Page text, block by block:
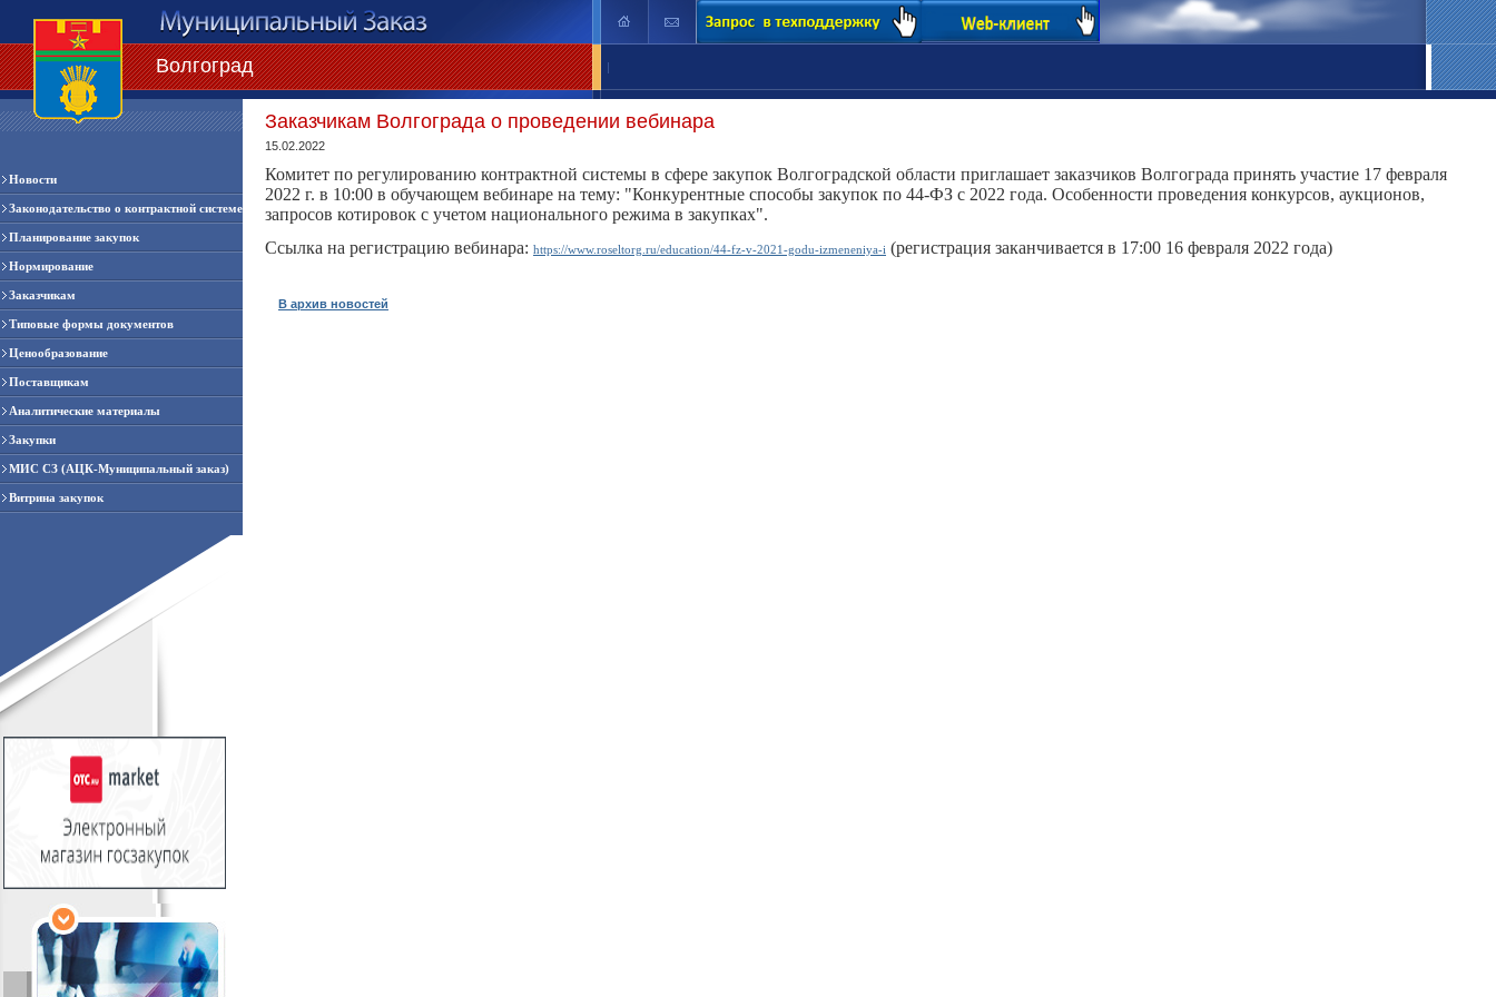
Волгоград |
Новости
Законодательство о контрактной системе
Планирование закупок
Нормирование
Заказчикам
Типовые формы документов
Ценообразование
Поставщикам
Аналитические материалы
Закупки
МИС СЗ (АЦК-Муниципальный заказ)
Витрина закупок
Заказчикам Волгограда о проведении вебинара
15.02.2022
Комитет по регулированию контрактной системы в сфере закупок Волгоградской области приглашает заказчиков Волгограда принять участие 17 февраля
2022 г. в 10:00 в обучающем вебинаре на тему: "Конкурентные способы закупок по 44-ФЗ с 2022 года. Особенности проведения конкурсов, аукционов,
запросов котировок с учетом национального режима в закупках".
Ссылка на регистрацию вебинара: https://www.roseltorg.ru/education/44-fz-v-2021-godu-izmeneniya-i (регистрация заканчивается в 17:00 16 февраля 2022 года)
В архив новостей